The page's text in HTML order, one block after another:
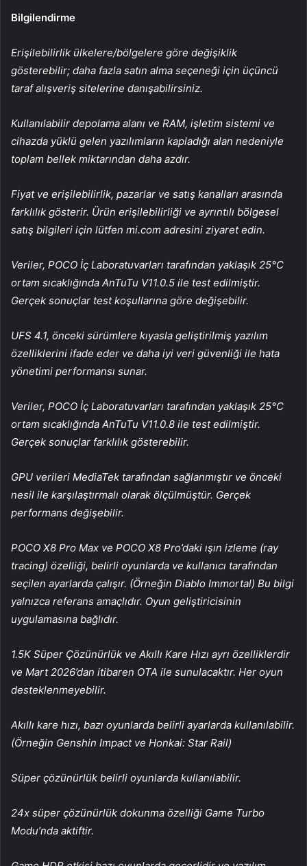
Bilgilendirme
Erişilebilirlik ülkelere/bölgelere göre değişiklik
gösterebilir; daha fazla satın alma seçeneği için üçüncü
taraf alışveriş sitelerine danışabilirsiniz.
Kullanılabilir depolama alanı ve RAM, işletim sistemi ve
cihazda yüklü gelen yazılımların kapladığı alan nedeniyle
toplam bellek miktarından daha azdır.
Fiyat ve erişilebilirlik, pazarlar ve satış kanalları arasında
farklılık gösterir. Ürün erişilebilirliği ve ayrıntılı bölgesel
satış bilgileri için lütfen mi.com adresini ziyaret edin.
Veriler, POCO İç Laboratuvarları tarafından yaklaşık 25°C
ortam sıcaklığında AnTuTu V11.0.5 ile test edilmiştir.
Gerçek sonuçlar test koşullarına göre değişebilir.
UFS 4.1, önceki sürümlere kıyasla geliştirilmiş yazılım
özelliklerini ifade eder ve daha iyi veri güvenliği ile hata
yönetimi performansı sunar.
Veriler, POCO İç Laboratuvarları tarafından yaklaşık 25°C
ortam sıcaklığında AnTuTu V11.0.8 ile test edilmiştir.
Gerçek sonuçlar farklılık gösterebilir.
GPU verileri MediaTek tarafından sağlanmıştır ve önceki
nesil ile karşılaştırmalı olarak ölçülmüştür. Gerçek
performans değişebilir.
POCO X8 Pro Max ve POCO X8 Pro’daki ışın izleme (ray
tracing) özelliği, belirli oyunlarda ve kullanıcı tarafından
seçilen ayarlarda çalışır. (Örneğin Diablo Immortal) Bu bilgi
yalnızca referans amaçlıdır. Oyun geliştiricisinin
uygulamasına bağlıdır.
1.5K Süper Çözünürlük ve Akıllı Kare Hızı ayrı özelliklerdir
ve Mart 2026’dan itibaren OTA ile sunulacaktır. Her oyun
desteklenmeyebilir.
Akıllı kare hızı, bazı oyunlarda belirli ayarlarda kullanılabilir.
(Örneğin Genshin Impact ve Honkai: Star Rail)
Süper çözünürlük belirli oyunlarda kullanılabilir.
24x süper çözünürlük dokunma özelliği Game Turbo
Modu’nda aktiftir.